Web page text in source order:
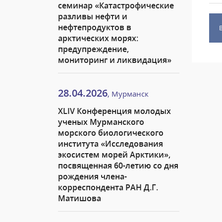
семинар «Катастрофические
разливы нефти и
нефтепродуктов в
арктических морях:
предупреждение,
мониторинг и ликвидация»
28.04.2026, Мурманск
XLIV Конференция молодых
ученых Мурманского
морского биологического
института «Исследования
экосистем морей Арктики»,
посвященная 60-летию со дня
рождения члена-
корреспондента РАН Д.Г.
Матишова